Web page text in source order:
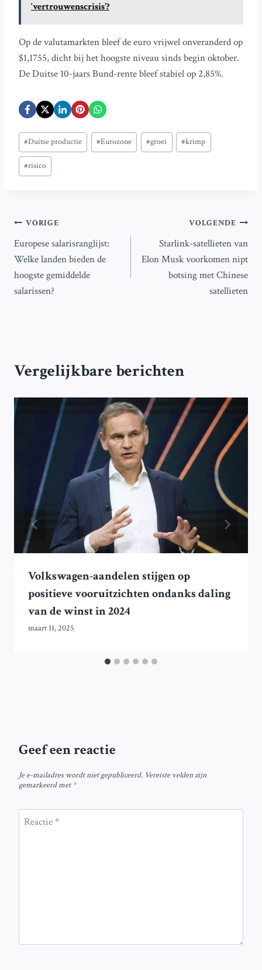
‘vertrouwenscrisis’?
Op de valutamarkten bleef de euro vrijwel onveranderd op
$1,1755, dicht bij het hoogste niveau sinds begin oktober.
De Duitse 10-jaars Bund-rente bleef stabiel op 2,85%.
Bericht
tags:
#Duitse productie #Eurozone #groei #krimp
#risico
Bericht
navigatie
VORIGE
Europese salarisranglijst:
Welke landen bieden de
hoogste gemiddelde
salarissen?
VOLGENDE
Starlink-satellieten van
Elon Musk voorkomen nipt
botsing met Chinese
satellieten
Vergelijkbare berichten
Volkswagen-aandelen stijgen op
positieve vooruitzichten ondanks daling
van de winst in 2024
maart 11, 2025
Geef een reactie
Je e-mailadres wordt niet gepubliceerd. Vereiste velden zijn
gemarkeerd met*
Reactie*